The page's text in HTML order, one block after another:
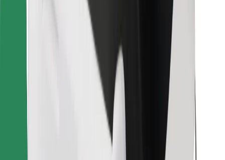
¡Conseguí un viaje en minutos!
Descargar la app de Bolt
Encontrá tu comida favorita
Descargar la app de Bolt Food